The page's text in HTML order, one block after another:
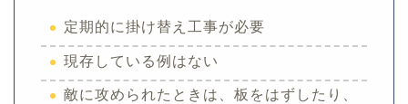
定期的に掛け替え工事が必要
現存している例はない
敵に攻められたときは、板をはずしたり、